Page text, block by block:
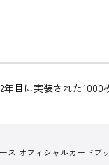
目に実装された
ス オフィシャルカードブッ